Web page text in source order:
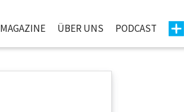
MAGAZINE ÜBER UNS PODCAST